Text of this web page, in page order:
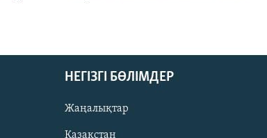
НЕГІЗГІ БӨЛІМДЕР
Жаңалықтар
Қазақстан